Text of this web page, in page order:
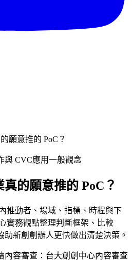
願意推的 PoC？
與 CVC應用一般觀念
的願意推的 PoC？
推動者、場域、指標、時程與下
實務觀點整理判斷框架、比較
新創創辦人更快做出清楚決策。
內容審查： 台大創創中心內容審查